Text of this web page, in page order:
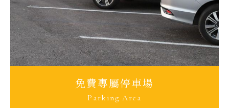
免費專屬停車場
Parking Area